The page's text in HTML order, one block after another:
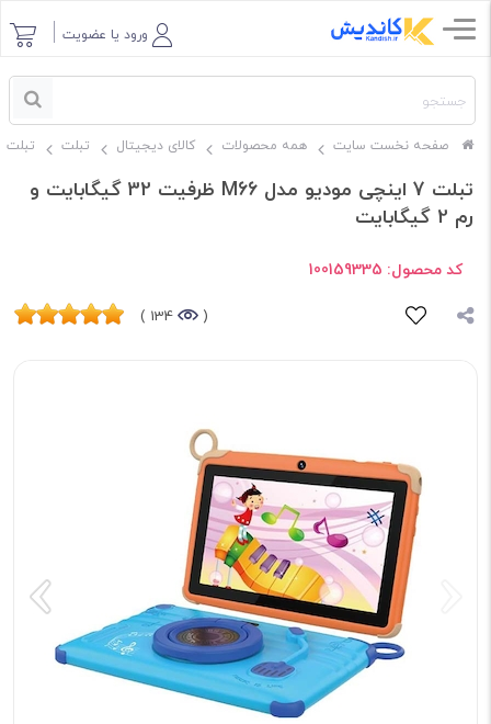
ورود یا عضویت
صفحه نخست سایت همه محصولات کالای دیجیتال تبلت تبلت modio
تبلت 7 اینچی مودیو مدل M66 ظرفیت 32 گیگابایت و
رم 2 گیگابایت
کد محصول: 100159335
(
134 )